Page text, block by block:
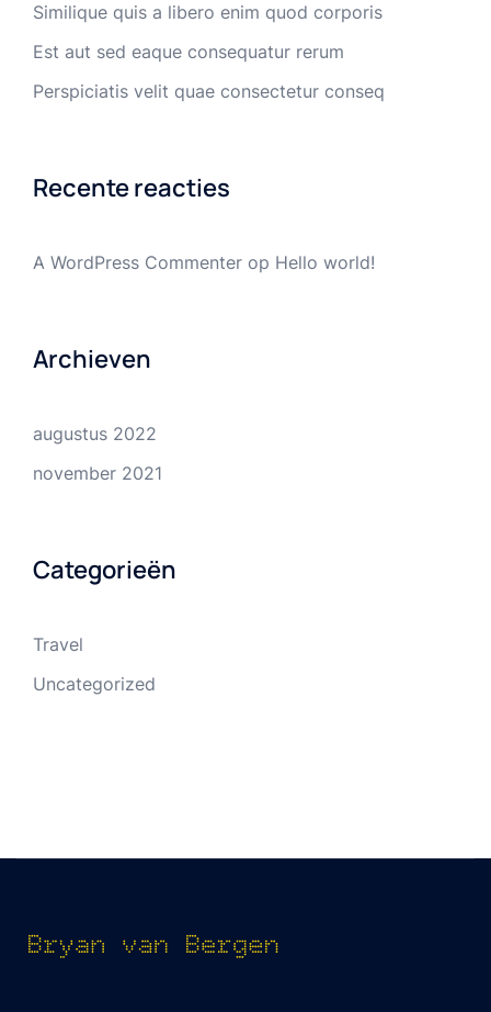
Similique quis a libero enim quod corporis
Est aut sed eaque consequatur rerum
Perspiciatis velit quae consectetur conseq
Recente reacties
A WordPress Commenter op Hello world!
Archieven
augustus 2022
november 2021
Categorieën
Travel
Uncategorized